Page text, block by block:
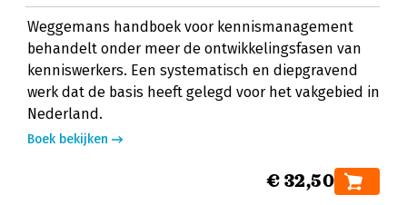
Weggemans handboek voor kennismanagement
behandelt onder meer de ontwikkelingsfasen van
kenniswerkers. Een systematisch en diepgravend
werk dat de basis heeft gelegd voor het vakgebied in
Nederland.
Boek bekijken
€ 32,50